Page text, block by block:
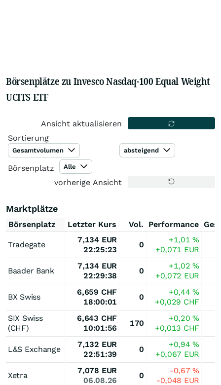
Börsenplätze zu Invesco Nasdaq-100 Equal Weight
UCITS ETF
Ansicht aktualisieren
Sortierung
Gesamtvolumen absteigend
Börsenplatz Alle
vorherige Ansicht
Marktplätze
Börsenplatz Letzter Kurs Vol. Performance
Tradegate
7,134 EUR
22:25:23
0
+1,01%
+0,071 EUR
Baader Bank
7,134 EUR
22:29:38
0
+1,02%
+0,072 EUR
BX Swiss
6,659 CHF
18:00:01
0
+0,44%
+0,029 CHF
SIX Swiss
(CHF)
6,643 CHF
10:01:56
170
+0,20%
+0,013 CHF
L&S Exchange
7,132 EUR
22:51:39
0
+0,94%
+0,067 EUR
Xetra
7,078 EUR
06.08.26
0
-0,67%
-0,048 EUR